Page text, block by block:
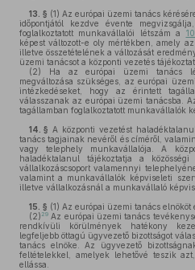
13. § (1) Az európai üzemi tanács
időpontjától kezdve évente
foglalkoztatott munkavállalói létszám a
képest változott-e oly mértékben, amely
illetve összetételének a változását
üzemi tanácsot a központi vezetés
(2) Ha az európai üzemi tanács
megváltozása szükséges, az európai
intézkedéseket, hogy az érintett
válasszanak az európai üzemi tanácsba.
tagállamban foglalkoztatott munkavállalók
14. § A központi vezetést
tanács tagjainak nevéről és címéről,
vagy telephely munkavállalója. A
haladéktalanul tájékoztatja a
vállalkozáscsoport valamennyi
valamint a munkavállalók képviseleti
illetve vállalkozásnál a munkavállaló
15. § (1) Az európai üzemi tanács elnököt
(2) 29 Az európai üzemi tanács
rendkívüli körülmények hatékony
legfeljebb öttagú ügyvezető bizottságot
tanács elnöke. Az ügyvezető
feltételekkel, amelyek lehetővé teszik
ellássa.